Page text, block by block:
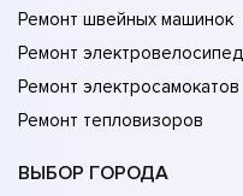
Ремонт швейных машинок
Ремонт
Ремонт электросамокатов
Ремонт тепловизоров
ВЫБОР ГОРОДА